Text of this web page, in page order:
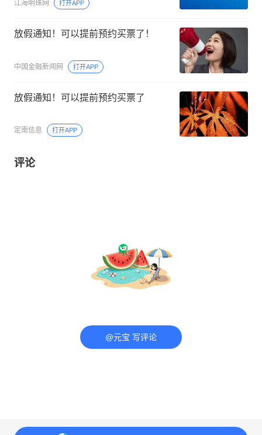
江海明珠网 打开APP
放假通知！可以提前预约买票了！
中国金融新闻网 打开APP
放假通知！可以提前预约买票了
定南信息 打开APP
评论
@元宝 写评论